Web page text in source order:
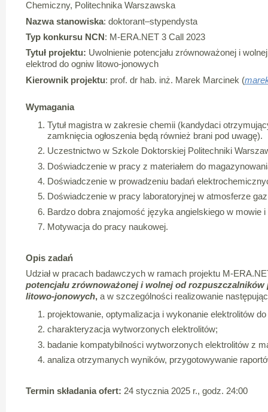
Chemiczny, Politechnika Warszawska
Nazwa stanowiska: doktorant–stypendysta
Typ konkursu NCN : M-ERA.NET 3 Call 2023
Tytuł projektu: Uwolnienie potencjału zrównoważonej i
elektrod do ogniw litowo-jonowych
Kierownik projektu: prof. dr hab. inż. Marek Marcinek (
Wymagania
Tytuł magistra w zakresie chemii (kandydaci
zamknięcia ogłoszenia będą również brani pod uwagę).
Uczestnictwo w Szkole Doktorskiej Politechniki
Doświadczenie w pracy z materiałem do
Doświadczenie w prowadzeniu badań
Doświadczenie w pracy laboratoryjnej w atmosferze
Bardzo dobra znajomość języka angielskiego w mowie
Motywacja do pracy naukowej.
Opis zadań
Udział w pracach badawczych w ramach projektu M-
potencjału zrównoważonej i wolnej od
litowo-jonowych, a w szczególności realizowanie
projektowanie, optymalizacja i wykonanie elektrolitów
charakteryzacja wytworzonych elektrolitów;
badanie kompatybilności wytworzonych elektrolitów z
analiza otrzymanych wyników, przygotowywanie
Termin składania ofert: 24 stycznia 2025 r., godz. 24:00